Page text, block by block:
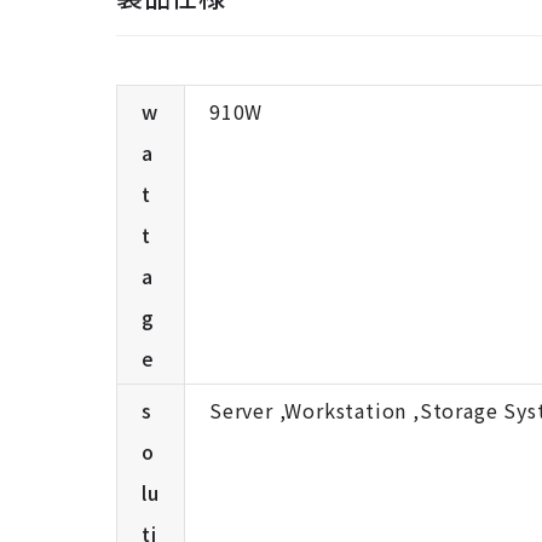
w
a
t
t
a
g
e
910W
s
o
lu
ti
Server ,Workstation ,Storage